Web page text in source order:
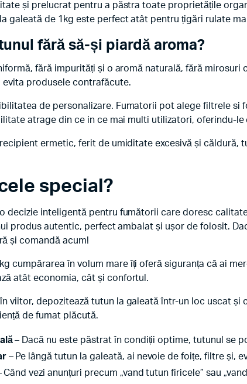
și prelucrat pentru a păstra toate proprietățile
galeată de 1kg este perfect atât pentru țigări rulate
fără să-și piardă aroma?
fără impurități și o aromă naturală, fără mirosuri
evita produsele contrafăcute.
de personalizare. Fumatorii pot alege filtrele si
atrage din ce in ce mai multi utilizatori, oferindu-
ermetic, ferit de umiditate excesivă și căldură,
special?
decizie inteligentă pentru fumătorii care doresc
produs autentic, perfect ambalat și ușor de folosit.
și comandă acum!
cumpărarea în volum mare îți oferă siguranța că ai
atât economia, cât și confortul.
viitor, depozitează tutun la galeată într-un loc uscat
de fumat plăcută.
– Dacă nu este păstrat în condiții optime, tutunul se
– Pe lângă tutun la galeată, ai nevoie de foițe, filtre și,
Când vezi anunțuri precum „vand tutun firicele” sau